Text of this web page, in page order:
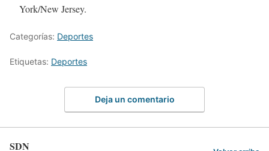
York/New Jersey.
Categorías: Deportes
Etiquetas: Deportes
Deja un comentario
SDN